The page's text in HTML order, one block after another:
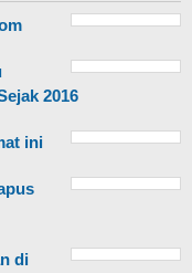
2016
ini
di